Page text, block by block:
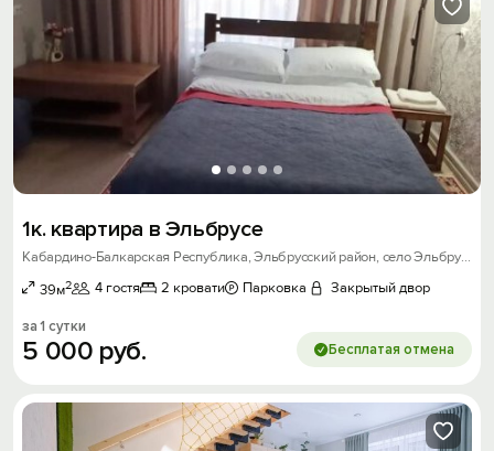
1к. квартира в Эльбрусе
Кабардино-Балкарская Республика, Эльбрусский район, село Эльбрус, улица Балкарская, д. 21 с.1
39м2 4 гостя 2 кровати Парковка Закрытый двор
за 1 сутки
5 000 руб. Бесплатая отмена